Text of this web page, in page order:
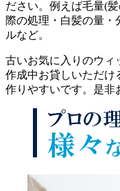
ださい。例えば毛量(
際の処理・白髪の量・
ルなど。
古いお気に入りのウィ
作成中お貸しいただけ
作りやすいです。是非